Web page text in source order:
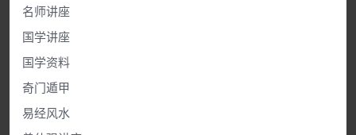
名师讲座
国学讲座
国学资料
奇门遁甲
易经风水